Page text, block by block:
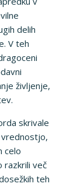
delih
V teh
življenje,
skrivale
celo
razkrili več
teh